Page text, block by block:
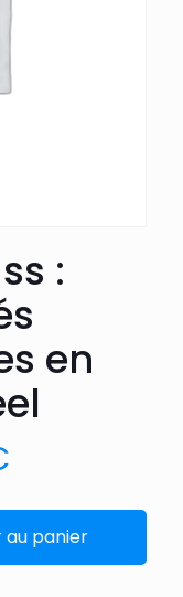
:
en
au panier